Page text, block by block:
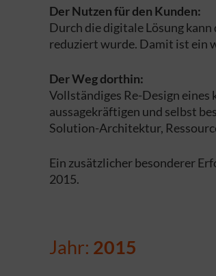
Der Nutzen für den Kunden:
Durch die digitale Lösung
reduziert wurde. Damit ist ein
Der Weg dorthin:
Vollständiges Re-Design
aussagekräftigen und selbst
Solution-Architektur,
Ein zusätzlicher besonderer
2015.
Jahr: 2015